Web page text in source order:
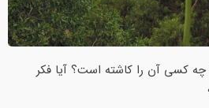
کسی آن را کاشته است؟ آیا فکر